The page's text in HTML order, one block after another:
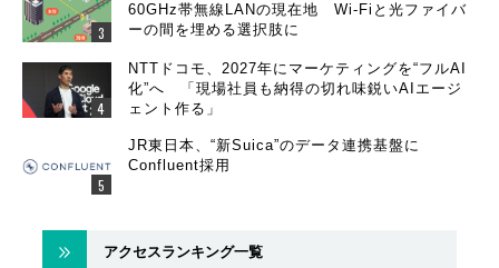
60GHz帯無線LANの現在地 Wi-Fiと光ファイバ
ーの間を埋める選択肢に
NTTドコモ、2027年にマーケティングを“フルAI
化”へ 「現場社員も納得の切れ味鋭いAIエージ
ェント作る」
JR東日本、“新Suica”のデータ連携基盤に
Confluent採用
アクセスランキング一覧